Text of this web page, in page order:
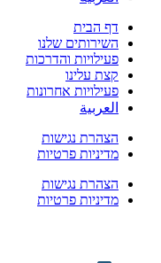
דף הבית
השירותים שלנו
פעילויות והדרכות
קצת עלינו
פעילויות אחרונות
العربية
הצהרת נגישות
מדיניות פרטיות
הצהרת נגישות
מדיניות פרטיות